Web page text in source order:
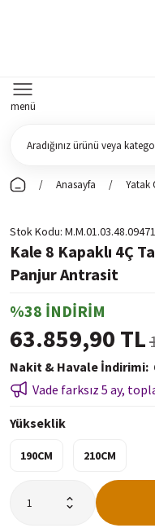
menü
Anasayfa Yatak
Stok Kodu
Kale 8 Kapaklı 4Ç
Panjur Antrasit
%38 İNDİRİM
63.859,90 TL
Nakit & Havale İndirimi
Vade farksız 5 ay,
Yükseklik
190CM 210CM